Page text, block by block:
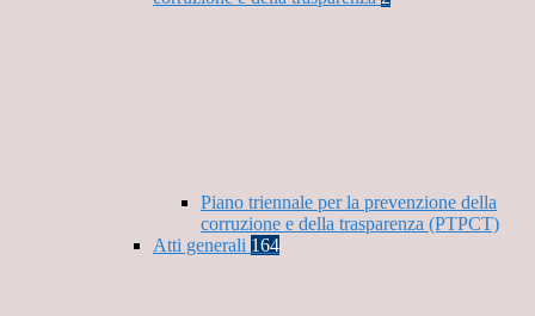
Piano triennale per la prevenzione della
corruzione e della trasparenza (PTPCT)
Atti generali 164